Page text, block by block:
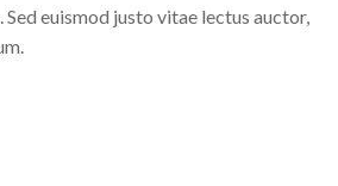
euismod justo vitae lectus auctor,